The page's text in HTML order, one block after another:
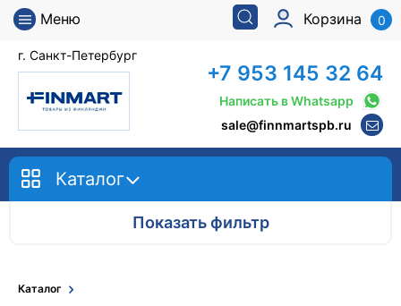
Меню
г. Санкт-Петербург
Корзина 0
+7 953 145 32 64
Написать в Whatsapp
sale@finnmartspb.ru
Каталог
Показать фильтр
Каталог